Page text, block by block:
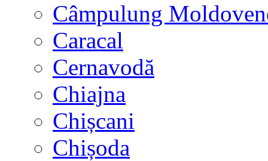
Câmpulung
Caracal
Cernavodă
Chiajna
Chișcani
Chișoda